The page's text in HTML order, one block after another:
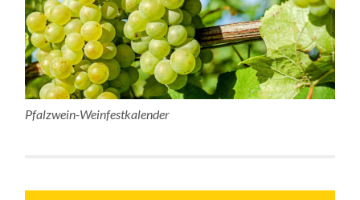
Pfalzwein-Weinfestkalender